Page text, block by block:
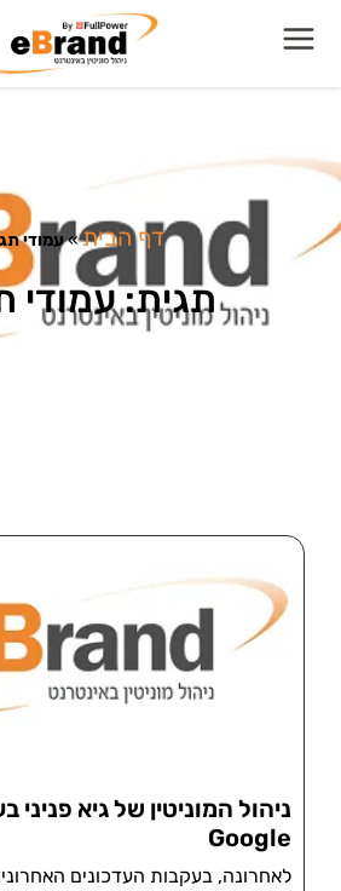
דף הבית»עמודי
תגית: עמודי
ניהול המוניטין של גיא פניני
Google
לאחרונה, בעקבות העדכונים